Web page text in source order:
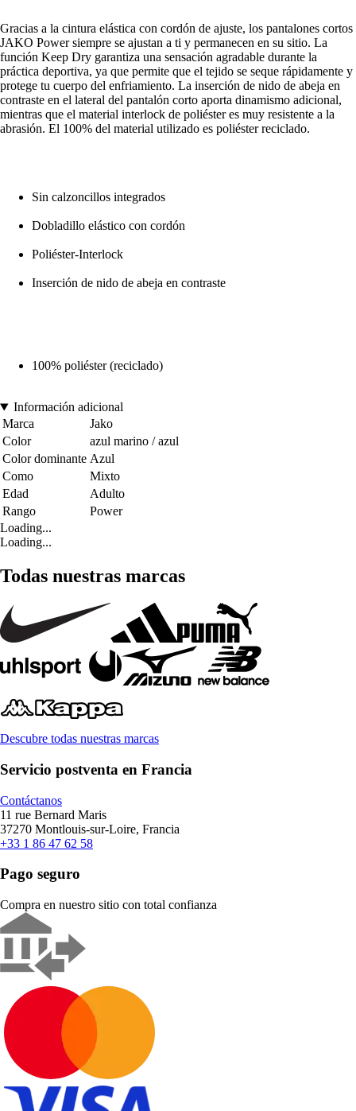
Gracias a la cintura elástica con cordón de ajuste, los pantalones cortos
JAKO Power siempre se ajustan a ti y permanecen en su sitio. La
función Keep Dry garantiza una sensación agradable durante la
práctica deportiva, ya que permite que el tejido se seque rápidamente y
protege tu cuerpo del enfriamiento. La inserción de nido de abeja en
contraste en el lateral del pantalón corto aporta dinamismo adicional,
mientras que el material interlock de poliéster es muy resistente a la
abrasión. El 100% del material utilizado es poliéster reciclado.
Sin calzoncillos integrados
Dobladillo elástico con cordón
Poliéster-Interlock
Inserción de nido de abeja en contraste
100% poliéster (reciclado)
Información adicional
Marca
Jako
Color
azul marino / azul
Color dominante Azul
Como
Mixto
Edad
Adulto
Rango
Power
Loading...
Loading...
Todas nuestras marcas
Descubre todas nuestras marcas
Servicio postventa en Francia
Contáctanos
11 rue Bernard Maris
37270 Montlouis-sur-Loire, Francia
+33 1 86 47 62 58
Pago seguro
Compra en nuestro sitio con total confianza